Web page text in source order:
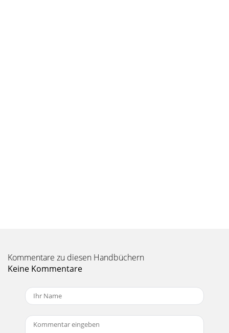
Kommentare zu diesen Handbüchern
Keine Kommentare